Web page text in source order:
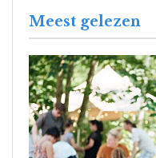
Meest gelezen